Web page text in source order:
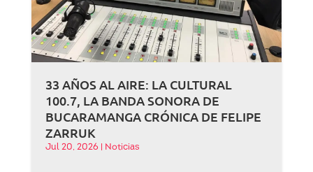
33 AÑOS AL AIRE: LA CULTURAL
100.7, LA BANDA SONORA DE
BUCARAMANGA CRÓNICA DE FELIPE
ZARRUK
Jul 20, 2026 Noticias